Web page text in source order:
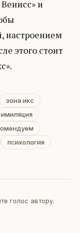
и
настроением
этого стоит
зона икс
психология
голос автору.